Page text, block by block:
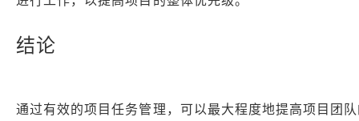
结论
通过有效的项目任务管理，可以最大程度地提高项目团